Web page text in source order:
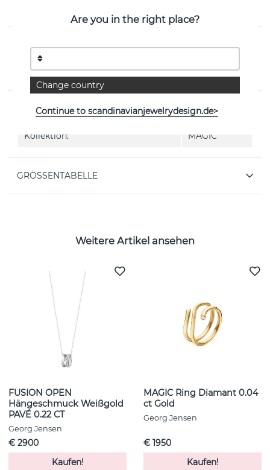
PRODUKTBESCHREIBUNG
MAGIC SOLITAIRE ist ein diamantring 0.20 ct i platinum
von der dänischen Marke Georg Jensen
EIGENSCHAFTEN
Kollektion: MAGIC
GRÖSSENTABELLE
Weitere Artikel ansehen
FUSION OPEN
Hängeschmuck Weißgold
PAVÉ 0.22 CT
Georg Jensen
€ 2900
Kaufen!
MAGIC Ring Diamant 0.04
ct Gold
Georg Jensen
€ 1950
Kaufen!
Are you in the right place?
Change country
Continue to scandinavianjewelrydesign.de>